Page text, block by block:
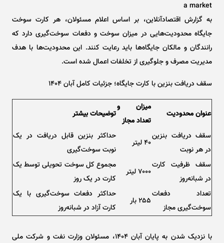
a market
به گزارش اقتصادآنلاین، بر اساس اعلام مسئولان، هر کارت سوخت
جایگاه محدودیت‌هایی در میزان سوخت و دفعات سوخت‌گیری دارد که
رانندگان و مالکان جایگاه‌ها باید رعایت کنند. این محدودیت‌ها با هدف
مدیریت مصرف و جلوگیری از تخلفات اعمال شده است.
سقف دریافت بنزین با کارت جایگاه؛ جزئیات کامل آبان ۱۴۰۴
عنوان محدودیت
میزان و
تعداد مجاز
توضیحات بیشتر
سقف دریافت بنزین
در هر نوبت
۴۰ لیتر
حداکثر بنزین قابل دریافت در یک
نوبت سوخت‌گیری
سقف ظرفیت کارت
در شبانه‌روز
۷۰۰۰ لیتر
مجموع کل سوخت تحویلی توسط یک
کارت در یک روز
تعداد دفعات
سوخت‌گیری مجاز
۲۵۵ بار
حداکثر دفعات سوخت‌گیری با یک
کارت آزاد در شبانه‌روز
با نزدیک شدن به پایان آبان ۱۴۰۴، مسئولان وزارت نفت و شرکت ملی